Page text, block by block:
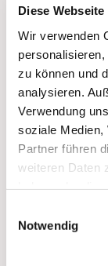
Diese
Wir verwenden
zu können und
analysieren.
Verwendung
soziale Medien,
Partner führen
weiteren Daten
Notwendig